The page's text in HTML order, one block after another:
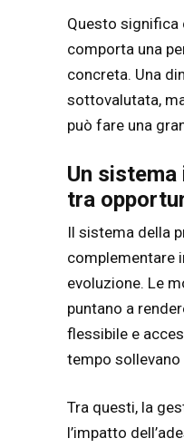
Questo significa
comporta una
concreta. Una
sottovalutata,
può fare una
Un
tra
Il sistema della
complementare
evoluzione. Le
puntano a
flessibile e
tempo
Tra questi, la
l’impatto